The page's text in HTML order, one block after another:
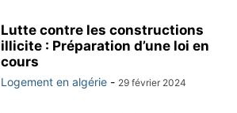
Lutte contre les constructions
illicite : Préparation d’une loi en
cours
Logement en algérie - 29 février 2024